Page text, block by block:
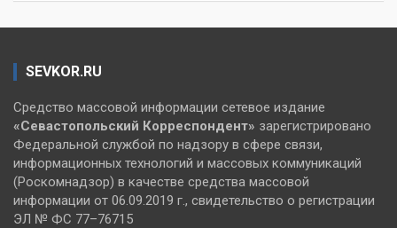
SEVKOR.RU
Средство массовой информации сетевое издание
«Севастопольский Корреспондент» зарегистрировано
Федеральной службой по надзору в сфере связи,
информационных технологий и массовых коммуникаций
(Роскомнадзор) в качестве средства массовой
информации от 06.09.2019 г., свидетельство о регистрации
ЭЛ № ФС 77–76715